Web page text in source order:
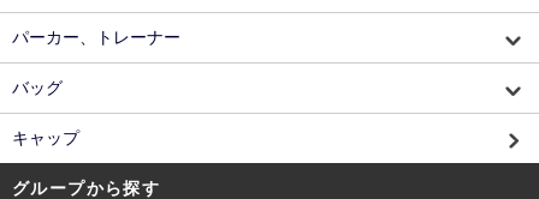
パーカー、トレーナー
バッグ
キャップ
グループから探す